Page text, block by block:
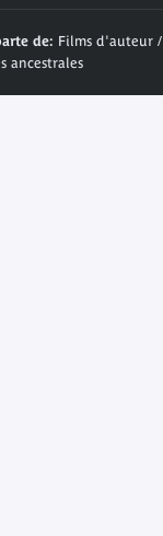
de: Films d'auteur /
ancestrales